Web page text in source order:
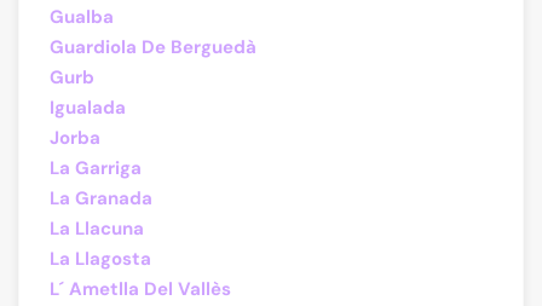
Gualba
Guardiola De Berguedà
Gurb
Igualada
Jorba
La Garriga
La Granada
La Llacuna
La Llagosta
L´ Ametlla Del Vallès